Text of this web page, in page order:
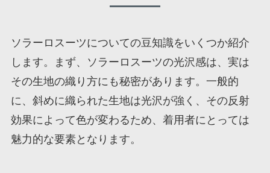
ソラーロスーツについての豆知識をいくつか紹介
します。まず、ソラーロスーツの光沢感は、実は
その生地の織り方にも秘密があります。一般的
に、斜めに織られた生地は光沢が強く、その反射
効果によって色が変わるため、着用者にとっては
魅力的な要素となります。